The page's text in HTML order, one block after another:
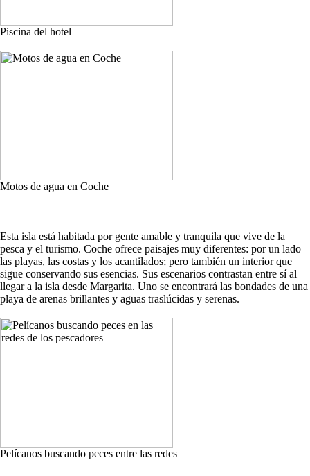
Piscina del hotel
Motos de agua en Coche
Esta isla está habitada por gente amable y tranquila que vive de la
pesca y el turismo. Coche ofrece paisajes muy diferentes: por un lado
las playas, las costas y los acantilados; pero también un interior que
sigue conservando sus esencias. Sus escenarios contrastan entre sí al
llegar a la isla desde Margarita. Uno se encontrará las bondades de una
playa de arenas brillantes y aguas traslúcidas y serenas.
Pelícanos buscando peces entre las redes